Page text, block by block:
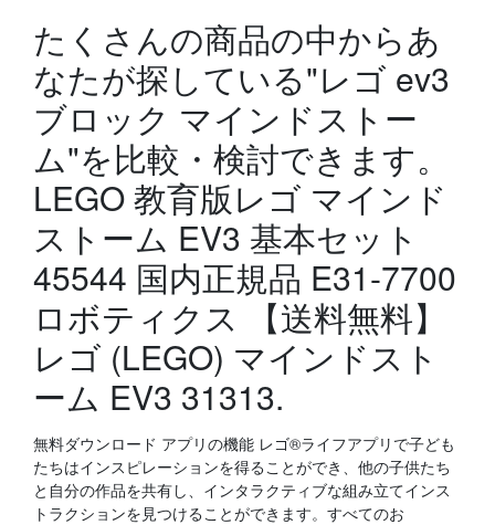
たくさんの商品の中からあ
なたが探している"レゴ ev3
ブロック マインドストー
ム"を比較・検討できます。
LEGO 教育版レゴ マインド
ストーム EV3 基本セット
45544 国内正規品 E31-7700
ロボティクス 【送料無料】
レゴ (LEGO) マインドスト
ーム EV3 31313.
無料ダウンロード アプリの機能 レゴ®ライフアプリで子ども
たちはインスピレーションを得ることができ、他の子供たち
と自分の作品を共有し、インタラクティブな組み立てインス
トラクションを見つけることができます。すべてのお